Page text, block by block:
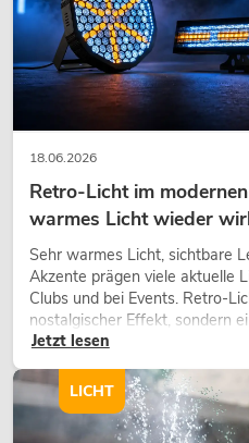
18.06.2026
Retro-Licht im
warmes Licht wieder
Sehr warmes Licht, sichtbare
Akzente prägen viele aktuelle
Clubs und bei Events. Retro-
nostalgischer Effekt, sondern
Gestaltungsmittel: Es schafft
Charakter und kann
wirken lassen.
Jetzt lesen
LICHT